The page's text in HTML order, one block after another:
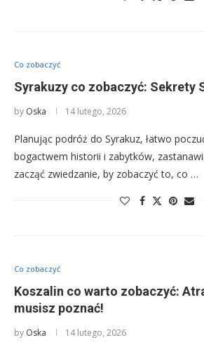
Co zobaczyć
Syrakuzy co zobaczyć: Sekrety
by Oska 14 lutego, 2026
Planując podróż do Syrakuz, łatwo
bogactwem historii i zabytków,
zacząć zwiedzanie, by zobaczyć to, co …
Co zobaczyć
Koszalin co warto zobaczyć:
musisz poznać!
by Oska 14 lutego, 2026